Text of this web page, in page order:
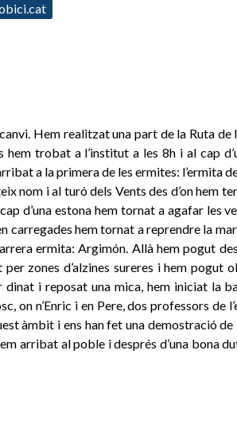
Hem realitzat una part de la Ruta de
trobat a l’institut a les 8h i al cap
a la primera de les ermites: l’ermita
nom i al turó dels Vents des d’on hem
d’una estona hem tornat a agafar les
carregades hem tornat a reprendre la
ermita: Argimón. Allà hem pogut
zones d’alzines sureres i hem pogut
dinat i reposat una mica, hem iniciat la
on n’Enric i en Pere, dos professors de
àmbit i ens han fet una demostració de
arribat al poble i després d’una bona